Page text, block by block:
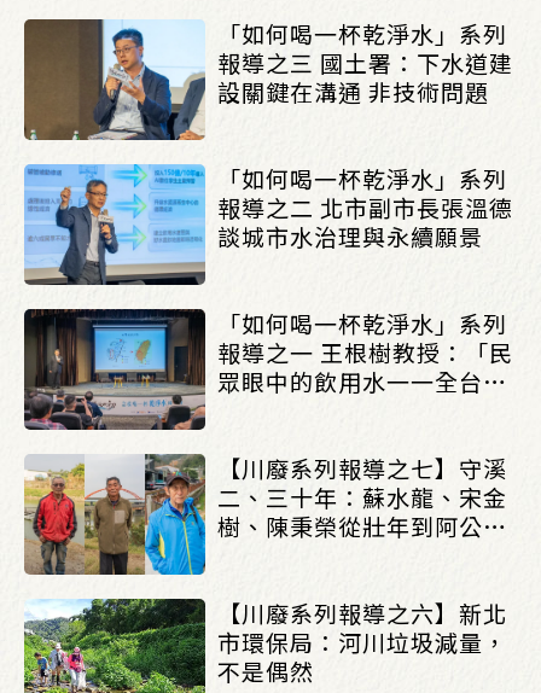
「如何喝一杯乾淨水」系列
報導之三 國土署：下水道建
設關鍵在溝通 非技術問題
「如何喝一杯乾淨水」系列
報導之二 北市副市長張溫德
談城市水治理與永續願景
「如何喝一杯乾淨水」系列
報導之一 王根樹教授：「民
眾眼中的飲用水一一全台飲
【川廢系列報導之七】守溪
二、三十年：蘇水龍、宋金
樹、陳秉榮從壯年到阿公的
【川廢系列報導之六】新北
市環保局：河川垃圾減量，
不是偶然